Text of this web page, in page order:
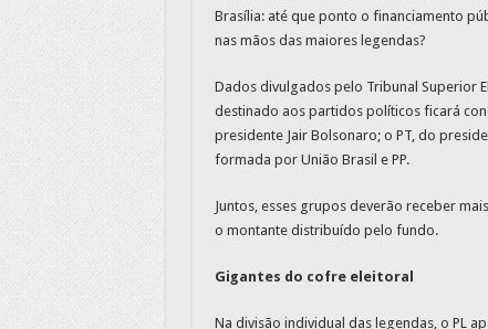
Brasília: até que ponto o financiamento
nas mãos das maiores legendas?
Dados divulgados pelo Tribunal Superior
destinado aos partidos políticos ficará
presidente Jair Bolsonaro; o PT, do
formada por União Brasil e PP.
Juntos, esses grupos deverão receber
o montante distribuído pelo fundo.
Gigantes do cofre eleitoral
Na divisão individual das legendas, o PL